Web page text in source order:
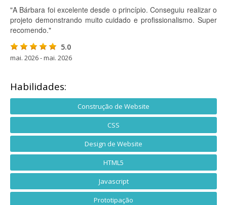
"A Bárbara foi excelente desde o princípio. Conseguiu realizar o
projeto demonstrando muito cuidado e profissionalismo. Super
recomendo."
5.0
mai. 2026 - mai. 2026
Habilidades:
Construção de Website
CSS
Design de Website
HTML5
Javascript
Prototipação